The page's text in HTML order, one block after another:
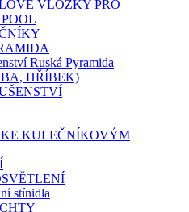
VLOŽKY PRO
Ruská Pyramida
HŘÍBEK)
KE KULEČNÍKOVÝM
stínidla